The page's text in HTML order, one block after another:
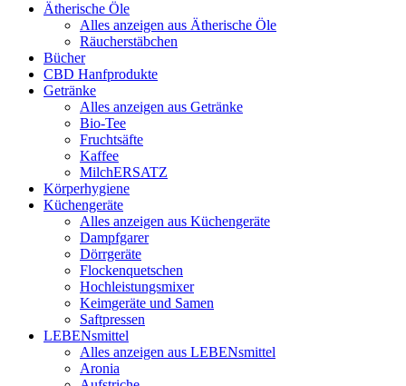
Ätherische Öle
Alles anzeigen aus Ätherische Öle
Räucherstäbchen
Bücher
CBD Hanfprodukte
Getränke
Alles anzeigen aus Getränke
Bio-Tee
Fruchtsäfte
Kaffee
MilchERSATZ
Körperhygiene
Küchengeräte
Alles anzeigen aus Küchengeräte
Dampfgarer
Dörrgeräte
Flockenquetschen
Hochleistungsmixer
Keimgeräte und Samen
Saftpressen
LEBENsmittel
Alles anzeigen aus LEBENsmittel
Aronia